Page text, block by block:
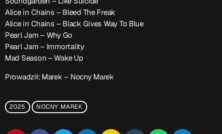
Upcoming shows
TOP CHART
Alice in Chains – Bleed The Freak
Alice in Chains – Black Gives Way To Blue
Pearl Jam – Why Go
Pearl Jam – Immortality
Mad Season – Wake Up
Prowadził: Marek – Nocny Marek
2025 NOCNY MAREK